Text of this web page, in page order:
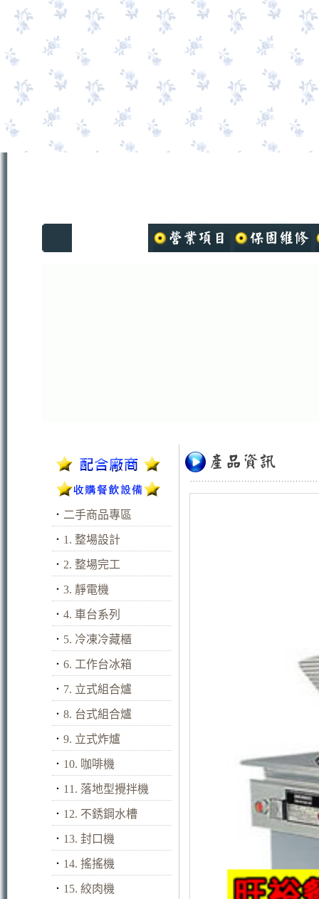
． 二手商品專區
． 1. 整場設計
． 2. 整場完工
． 3. 靜電機
． 4. 車台系列
． 5. 冷凍冷藏櫃
． 6. 工作台冰箱
． 7. 立式組合爐
． 8. 台式組合爐
． 9. 立式炸爐
． 10. 咖啡機
． 11. 落地型攪拌機
． 12. 不銹鋼水槽
． 13. 封口機
． 14. 搖搖機
． 15. 絞肉機